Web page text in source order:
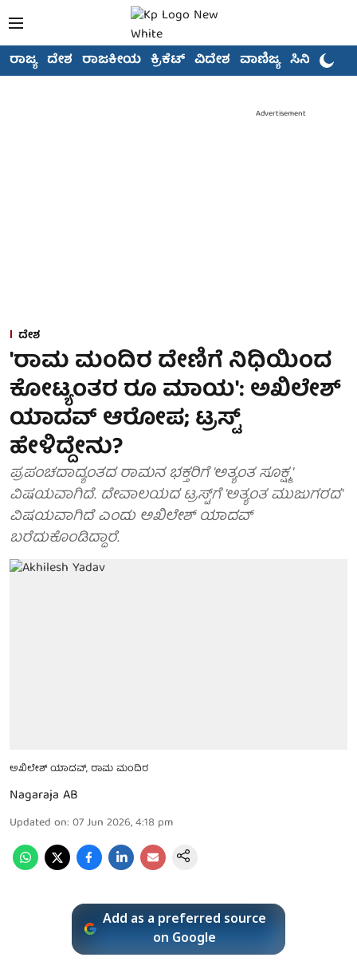
ರಾಜ್ಯ ದೇಶ ರಾಜಕೀಯ ಕ್ರಿಕೆಟ್ ವಿದೇಶ ವಾಣಿಜ್ಯ ಸಿನಿಮಾ
Advertisement
ದೇಶ
'ರಾಮ ಮಂದಿರ ದೇಣಿಗೆ ನಿಧಿಯಿಂದ
ಕೋಟ್ಯಂತರ ರೂ ಮಾಯ': ಅಖಿಲೇಶ್
ಯಾದವ್ ಆರೋಪ; ಟ್ರಸ್ಟ್
ಹೇಳಿದ್ದೇನು?
ಪ್ರಪಂಚದಾದ್ಯಂತದ ರಾಮನ ಭಕ್ತರಿಗೆ 'ಅತ್ಯಂತ ಸೂಕ್ಷ್ಮ'
ವಿಷಯವಾಗಿದೆ. ದೇವಾಲಯದ ಟ್ರಸ್ಟ್‌ಗೆ 'ಅತ್ಯಂತ ಮುಜುಗರದ'
ವಿಷಯವಾಗಿದೆ ಎಂದು ಅಖಿಲೇಶ್ ಯಾದವ್
ಬರೆದುಕೊಂಡಿದ್ದಾರೆ.
ಅಖಿಲೇಶ್ ಯಾದವ್, ರಾಮ ಮಂದಿರ
Nagaraja AB
Updated on: 07 Jun 2026, 4:18 pm
Add as a preferred source
on Google